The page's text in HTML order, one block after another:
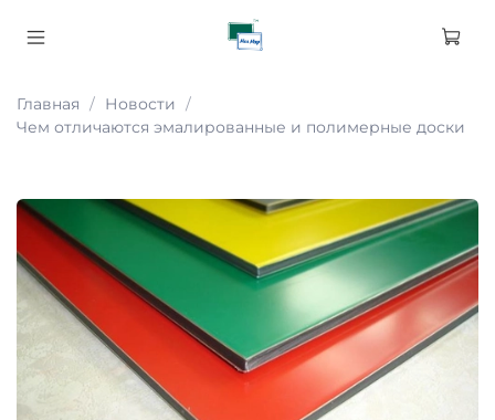
Главная
Новости
Чем отличаются эмалированные и полимерные доски